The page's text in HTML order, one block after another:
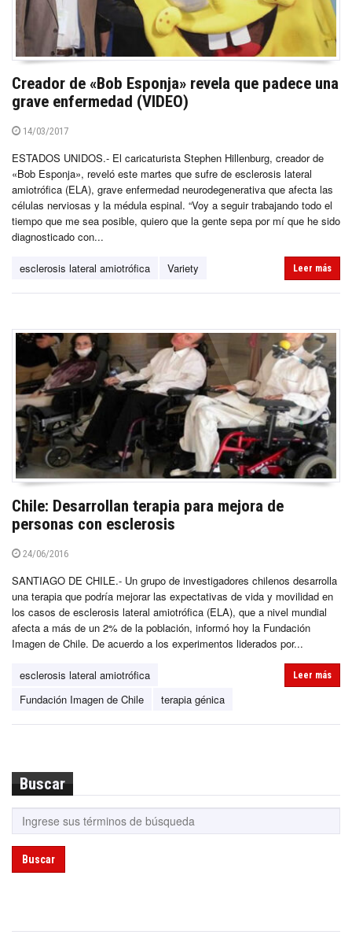
Creador de «Bob Esponja» revela que padece una
grave enfermedad (VIDEO)
14/03/2017
ESTADOS UNIDOS.- El caricaturista Stephen Hillenburg, creador de
«Bob Esponja», reveló este martes que sufre de esclerosis lateral
amiotrófica (ELA), grave enfermedad neurodegenerativa que afecta las
células nerviosas y la médula espinal. “Voy a seguir trabajando todo el
tiempo que me sea posible, quiero que la gente sepa por mí que he sido
diagnosticado con...
esclerosis lateral amiotrófica Variety Leer más
Chile: Desarrollan terapia para mejora de
personas con esclerosis
24/06/2016
SANTIAGO DE CHILE.- Un grupo de investigadores chilenos desarrolla
una terapia que podría mejorar las expectativas de vida y movilidad en
los casos de esclerosis lateral amiotrófica (ELA), que a nivel mundial
afecta a más de un 2% de la población, informó hoy la Fundación
Imagen de Chile. De acuerdo a los experimentos liderados por...
esclerosis lateral amiotrófica
Fundación Imagen de Chile
terapia génica
Leer más
Buscar
Buscar